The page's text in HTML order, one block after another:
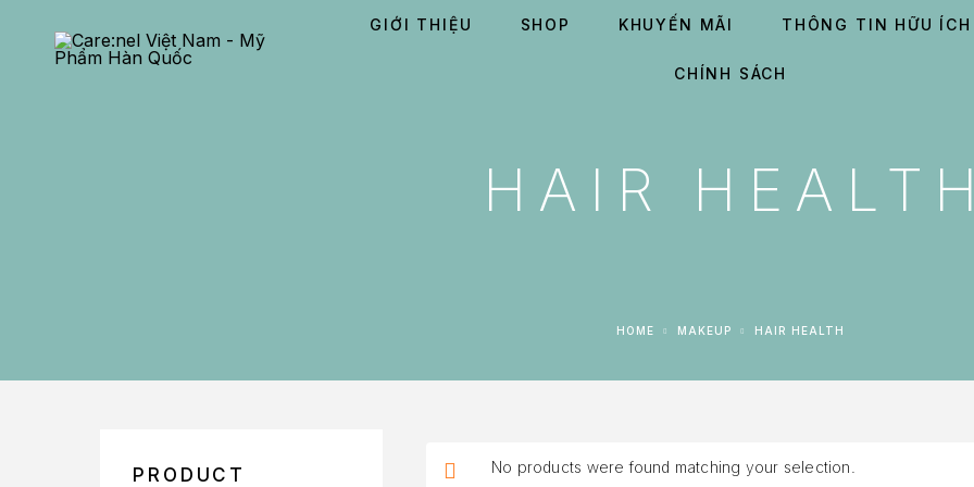
GIỚI THIỆU SHOP KHUYẾN MÃI THÔNG TIN HỮU ÍCH
CHÍNH SÁCH
HAIR HEALTH
HOME MAKEUP HAIR HEALTH
PRODUCT
No products were found matching your selection.